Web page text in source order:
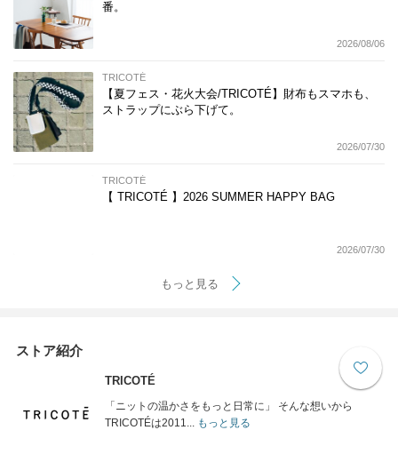
番。
2026/08/06
TRICOTÉ
【夏フェス・花火大会/TRICOTÉ】財布もスマホも、
ストラップにぶら下げて。
2026/07/30
TRICOTÉ
【 TRICOTÉ 】2026 SUMMER HAPPY BAG
2026/07/30
もっと見る
ストア紹介
TRICOTÉ
「ニットの温かさをもっと日常に」 そんな想いから
TRICOTÉは2011...もっと見る